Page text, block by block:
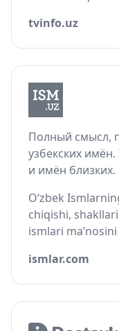
tvinfo.uz
Полный смысл,
узбекских
и имён близких.
O‘zbek
chiqishi,
ismlari
ismlar.com